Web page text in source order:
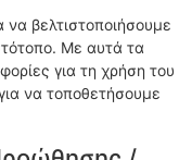
να βελτιστοποιήσουμε
Με αυτά τα
για τη χρήση του
να τοποθετήσουμε